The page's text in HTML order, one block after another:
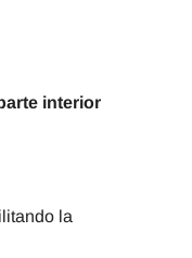
interior
la